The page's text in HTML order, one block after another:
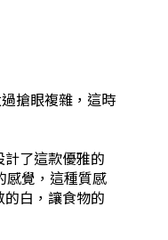
搶眼複雜，這時
了這款優雅的
感覺，這種質感
白，讓食物的